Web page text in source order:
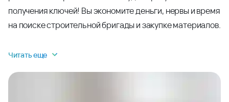
получения ключей! Вы экономите деньги, нервы и время
на поиске строительной бригады и закупке материалов.
Читать еще